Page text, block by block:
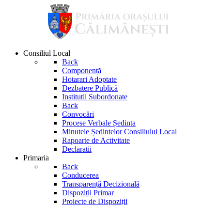
Consiliul Local
Back
Componență
Hotarari Adoptate
Dezbatere Publică
Institutii Subordonate
Back
Convocări
Procese Verbale Ședinta
Minutele Ședintelor Consiliului Local
Rapoarte de Activitate
Declaratii
Primaria
Back
Conducerea
Transparență Decizională
Dispoziții Primar
Proiecte de Dispoziții